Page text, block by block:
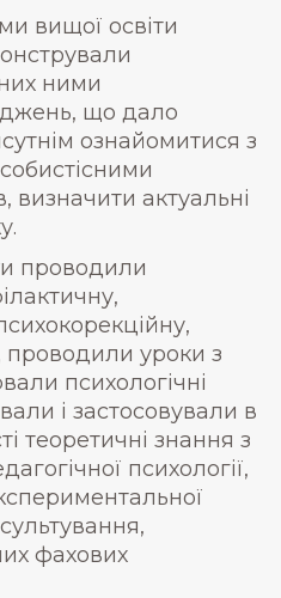
вищої освіти
ними
що дало
ознайомитися з
визначити актуальні
проводили
проводили уроки з
психологічні
і застосовували в
теоретичні знання з
психології,
фахових